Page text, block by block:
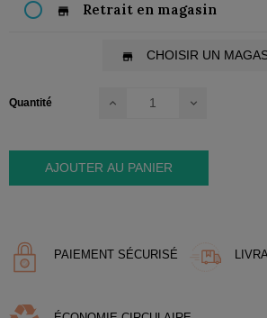
store Retrait en magasin
store CHOISIR UN
Quantité
AJOUTER AU PANIER
PAIEMENT SÉCURISÉ